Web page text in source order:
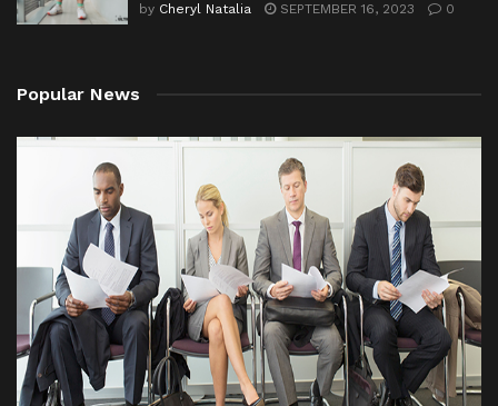
by Cheryl Natalia SEPTEMBER 16, 2023 0
Popular News